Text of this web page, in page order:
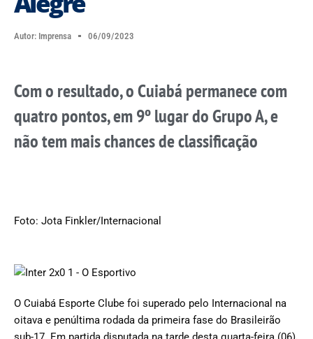
Autor: Imprensa 06/09/2023
Com o resultado, o Cuiabá permanece com
quatro pontos, em 9º lugar do Grupo A, e
não tem mais chances de classificação
Foto: Jota Finkler/Internacional
O Cuiabá Esporte Clube foi superado pelo Internacional na
oitava e penúltima rodada da primeira fase do Brasileirão